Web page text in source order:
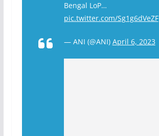
Bengal LoP…
pic.twitter.com/Sg1g6dVeZF
— ANI (@ANI) April 6, 2023